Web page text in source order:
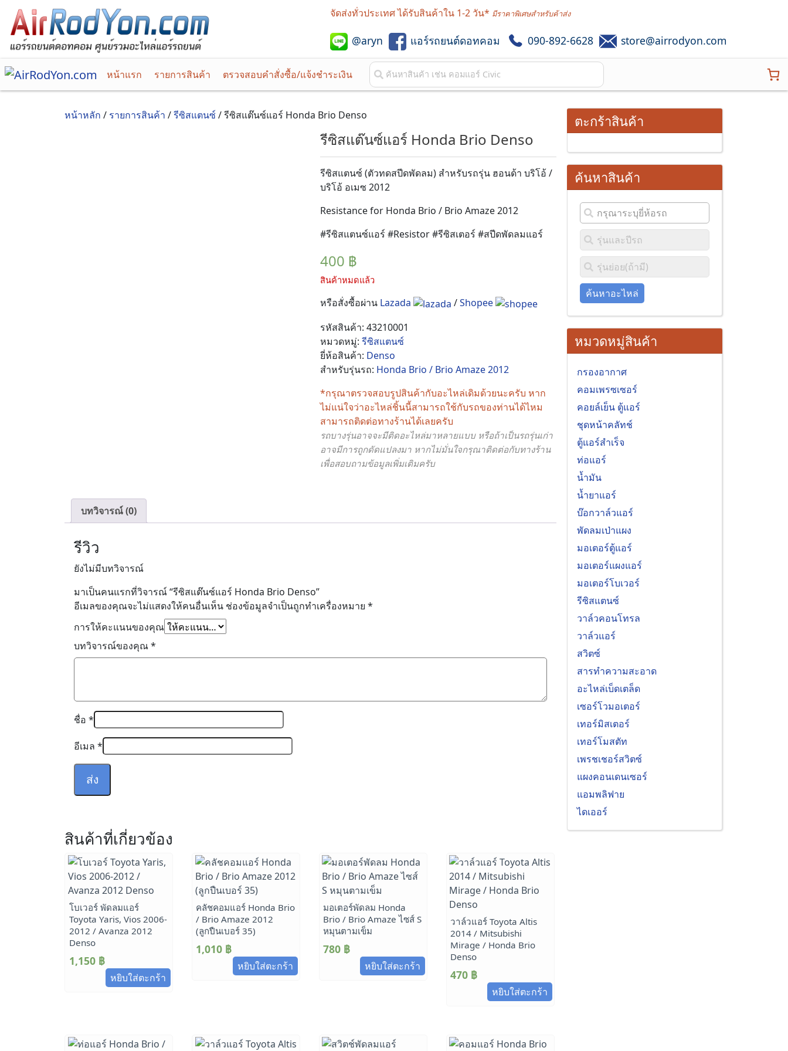
จัดส่งทั่วประเทศ ได้รับสินค้าใน 1-2 วัน* มีราคาพิเศษสำหรับค้าส่ง
@aryn แอร์รถยนต์ดอทคอม 090-892-6628 store@airrodyon.com
หน้าแรก รายการสินค้า ตรวจสอบคำสั่งซื้อ/แจ้งชำระเงิน
หน้าหลัก / รายการสินค้า /รีซิสแตนซ์ / รีซิสแต๊นซ์แอร์ Honda Brio Denso
รีซิสแต๊นซ์แอร์ Honda Brio Denso
รีซิสแตนซ์ (ตัวทดสปีดพัดลม) สำหรับรถรุ่น ฮอนด้า บริโอ้ /
บริโอ้ อเมซ 2012
Resistance for Honda Brio / Brio Amaze 2012
#รีซิสแตนซ์แอร์ #Resistor #รีซิสเตอร์ #สปีดพัดลมแอร์
400 ฿
สินค้าหมดแล้ว
หรือสั่งซื้อผ่าน Lazada /Shopee
รหัสสินค้า:43210001
หมวดหมู่:รีซิสแตนซ์
ยี่ห้อสินค้า: Denso
สำหรับรุ่นรถ: Honda Brio / Brio Amaze 2012
*กรุณาตรวจสอบรูปสินค้ากับอะไหล่เดิมด้วยนะครับ หาก
ไม่แน่ใจว่าอะไหล่ชิ้นนี้สามารถใช้กับรถของท่านได้ไหม
สามารถติดต่อทางร้านได้เลยครับ
รถบางรุ่นอาจจะมีติดอะไหล่มาหลายแบบ หรือถ้าเป็นรถรุ่นเก่า
อาจมีการถูกดัดแปลงมา หากไม่มั่นใจกรุณาติดต่อกับทางร้าน
เพื่อสอบถามข้อมูลเพิ่มเติมครับ
บทวิจารณ์ (0)
รีวิว
ยังไม่มีบทวิจารณ์
มาเป็นคนแรกที่วิจารณ์ “รีซิสแต๊นซ์แอร์ Honda Brio Denso”
อีเมลของคุณจะไม่แสดงให้คนอื่นเห็น ช่องข้อมูลจำเป็นถูกทำเครื่องหมาย *
การให้คะแนนของคุณ
บทวิจารณ์ของคุณ*
ชื่อ *
อีเมล *
สินค้าที่เกี่ยวข้อง
โบเวอร์ พัดลมแอร์
Toyota Yaris, Vios 2006-
2012 / Avanza 2012
Denso
1,150 ฿
หยิบใส่ตะกร้า
คลัชคอมแอร์ Honda Brio
/ Brio Amaze 2012
(ลูกปืนเบอร์ 35)
1,010 ฿
หยิบใส่ตะกร้า
มอเตอร์พัดลม Honda
Brio / Brio Amaze ไซส์ S
หมุนตามเข็ม
780 ฿
หยิบใส่ตะกร้า
วาล์วแอร์ Toyota Altis
2014 / Mitsubishi
Mirage / Honda Brio
Denso
470 ฿
หยิบใส่ตะกร้า
ตะกร้าสินค้า
ค้นหาสินค้า
ค้นหาอะไหล่
หมวดหมู่สินค้า
กรองอากาศ
คอมเพรซเซอร์
คอยล์เย็น ตู้แอร์
ชุดหน้าคลัทช์
ตู้แอร์สำเร็จ
ท่อแอร์
น้ำมัน
น้ำยาแอร์
บ๊อกวาล์วแอร์
พัดลมเป่าแผง
มอเตอร์ตู้แอร์
มอเตอร์แผงแอร์
มอเตอร์โบเวอร์
รีซิสแตนซ์
วาล์วคอนโทรล
วาล์วแอร์
สวิตซ์
สารทำความสะอาด
อะไหล่เบ็ดเตล็ด
เซอร์โวมอเตอร์
เทอร์มิสเตอร์
เทอร์โมสตัท
เพรชเชอร์สวิตซ์
แผงคอนเดนเซอร์
แอมพลิฟาย
ไดเออร์